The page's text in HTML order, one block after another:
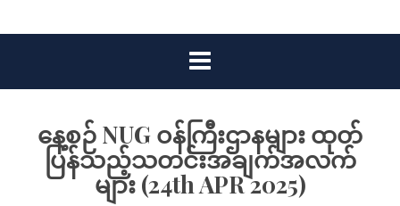
နေ့စဉ် NUG ဝန်ကြီးဌာနများ ထုတ်
ပြန်သည့်သတင်းအချက်အလက်
များ (24th APR 2025)